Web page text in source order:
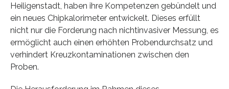
Heiligenstadt, haben ihre Kompetenzen gebündelt und
ein neues Chipkalorimeter entwickelt. Dieses erfüllt
nicht nur die Forderung nach nichtinvasiver Messung, es
ermöglicht auch einen erhöhten Probendurchsatz und
verhindert Kreuzkontaminationen zwischen den
Proben.